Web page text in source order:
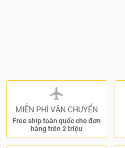
MIỄN PHÍ VẬN CHUYỂN
Free ship toàn quốc cho đơn
hàng trên 2 triệu